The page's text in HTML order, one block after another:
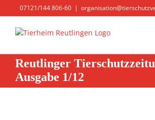
Inhalt
springen
07121/144 806-60 |
Reutlinger
Ausgabe 1/12